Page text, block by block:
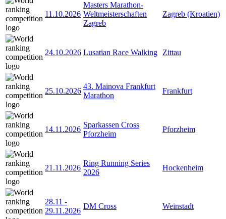
11.10.2026
Masters Marathon-
Weltmeisterschaften
Zagreb
Zagreb (Kroatien)
24.10.2026 Lusatian Race Walking Zittau
25.10.2026
43. Mainova Frankfurt
Marathon
Frankfurt
14.11.2026
Sparkassen Cross
Pforzheim
Pforzheim
21.11.2026
Ring Running Series
2026
Hockenheim
28.11 -
29.11.2026
DM Cross Weinstadt